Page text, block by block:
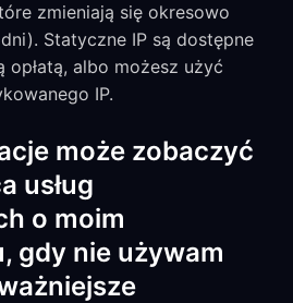
zmieniają się okresowo
Statyczne IP są dostępne
opłatą, albo możesz użyć
IP.
może zobaczyć
usług
o moim
gdy nie używam